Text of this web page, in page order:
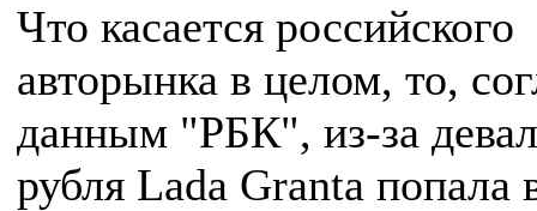
Что касается российского
авторынка в целом, то,
данным "РБК", из-за
рубля Lada Granta попала